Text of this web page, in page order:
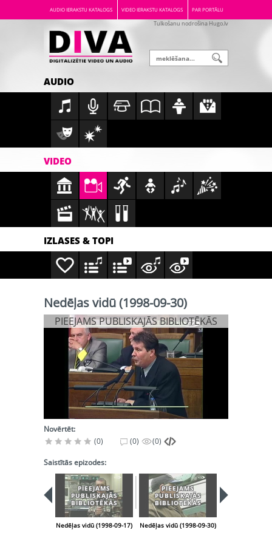
AUDIO IERAKSTU KATALOGS VIDEO IERAKSTU KATALOGS PAR PORTĀLU
Tulkošanu nodrošina Hugo.lv
AUDIO
VIDEO
IZLASES & TOPI
Nedēļas vidū (1998-09-30)
PIEEJAMS PUBLISKAJĀS BIBLIOTĒKĀS
Novērtēt:
(0)
(0) (0)
Saistītās epizodes:
PIEEJAMS
PUBLISKAJĀS
BIBLIOTĒKĀS
Nedēļas vidū (1998-09-17)
PIEEJAMS
PUBLISKAJĀS
BIBLIOTĒKĀS
Nedēļas vidū (1998-09-30)